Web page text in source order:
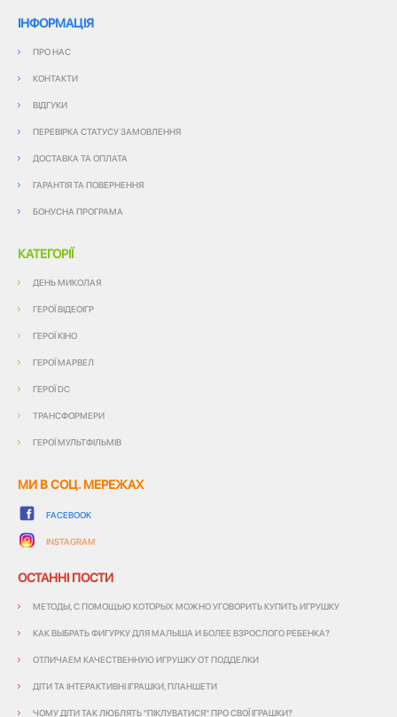
ІНФОРМАЦІЯ
ПРО НАС
КОНТАКТИ
ВІДГУКИ
ПЕРЕВІРКА СТАТУСУ ЗАМОВЛЕННЯ
ДОСТАВКА ТА ОПЛАТА
ГАРАНТІЯ ТА ПОВЕРНЕННЯ
БОНУСНА ПРОГРАМА
КАТЕГОРІЇ
ДЕНЬ МИКОЛАЯ
ГЕРОЇ ВІДЕОІГР
ГЕРОЇ КІНО
ГЕРОЇ МАРВЕЛ
ГЕРОЇ DC
ТРАНСФОРМЕРИ
ГЕРОЇ МУЛЬТФІЛЬМІВ
МИ В СОЦ. МЕРЕЖАХ
FACEBOOK
INSTAGRAM
ОСТАННІ ПОСТИ
МЕТОДЫ, С ПОМОЩЬЮ КОТОРЫХ МОЖНО УГОВОРИТЬ КУПИТЬ ИГРУШКУ
КАК ВЫБРАТЬ ФИГУРКУ ДЛЯ МАЛЫША И БОЛЕЕ ВЗРОСЛОГО РЕБЕНКА?
ОТЛИЧАЕМ КАЧЕСТВЕННУЮ ИГРУШКУ ОТ ПОДДЕЛКИ
ДІТИ ТА ІНТЕРАКТИВНІ ІГРАШКИ, ПЛАНШЕТИ
ЧОМУ ДІТИ ТАК ЛЮБЛЯТЬ "ПІКЛУВАТИСЯ" ПРО СВОЇ ІГРАШКИ?